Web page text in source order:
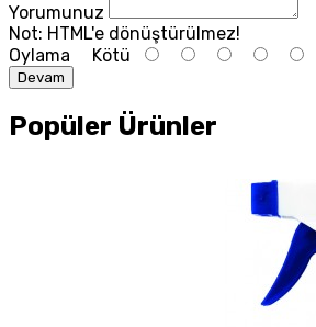
Yorumunuz
Not: HTML'e dönüştürülmez!
Oylama Kötü
Devam
Popüler Ürünler